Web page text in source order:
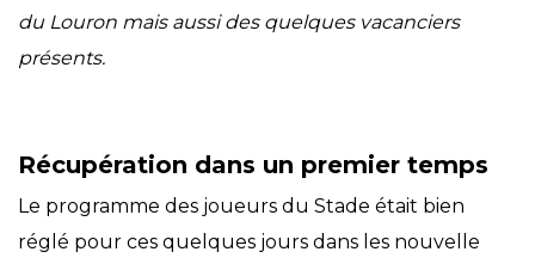
du Louron mais aussi des quelques vacanciers
présents.
Récupération dans un premier temps
Le programme des joueurs du Stade était bien
réglé pour ces quelques jours dans les nouvelle